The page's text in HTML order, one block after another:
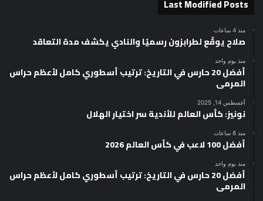
Last Modified Posts
منذ 4 ساعات
صلاح يوقّع لطرابزون رسميًا والنادي يكشف مدة التعاقد
منذ يوم واحد
أفضل 20 حارس في التاريخ: ترتيب أسطوري كامل لأعظم حراس
المرمى
أغسطس 14, 2025
نونيز: كأس العالم للأندية سر اختيار الهلال
منذ 8 ساعات
أفضل 100 لاعب في كأس العالم 2026
منذ يوم واحد
أفضل 20 حارس في التاريخ: ترتيب أسطوري كامل لأعظم حراس
المرمى